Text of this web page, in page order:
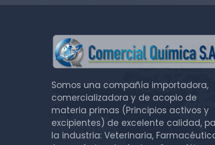
Somos una compañía importadora,
comercializadora y de acopio de
materia primas (Principios activos y
excipientes) de excelente calidad,
la industria: Veterinaria,